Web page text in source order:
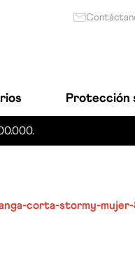
Protección
corta-stormy-